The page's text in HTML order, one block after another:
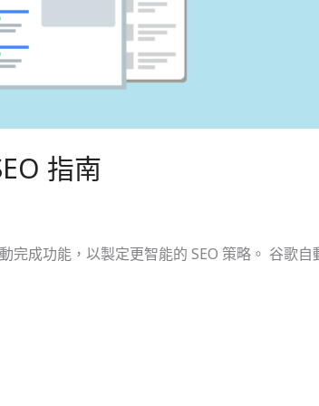
指南
完成功能，以製定更智能的 SEO 策略。 谷歌自